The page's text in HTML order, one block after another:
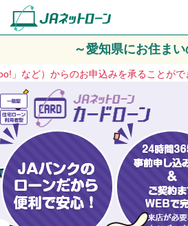
～愛知県にお住まい
からのお申込みを承ることができ